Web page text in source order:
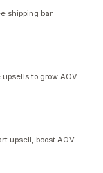
shipping bar
to grow AOV
upsell, boost AOV